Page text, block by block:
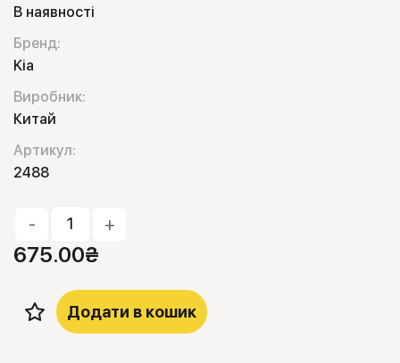
В наявності
Бренд:
Kia
Виробник:
Китай
Артикул:
2488
- +
675.00₴
Додати в кошик